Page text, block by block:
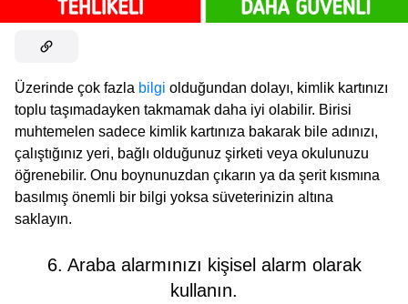
Üzerinde çok fazla bilgi olduğundan dolayı, kimlik kartınızı
toplu taşımadayken takmamak daha iyi olabilir. Birisi
muhtemelen sadece kimlik kartınıza bakarak bile adınızı,
çalıştığınız yeri, bağlı olduğunuz şirketi veya okulunuzu
öğrenebilir. Onu boynunuzdan çıkarın ya da şerit kısmına
basılmış önemli bir bilgi yoksa süveterinizin altına
saklayın.
6. Araba alarmınızı kişisel alarm olarak
kullanın.